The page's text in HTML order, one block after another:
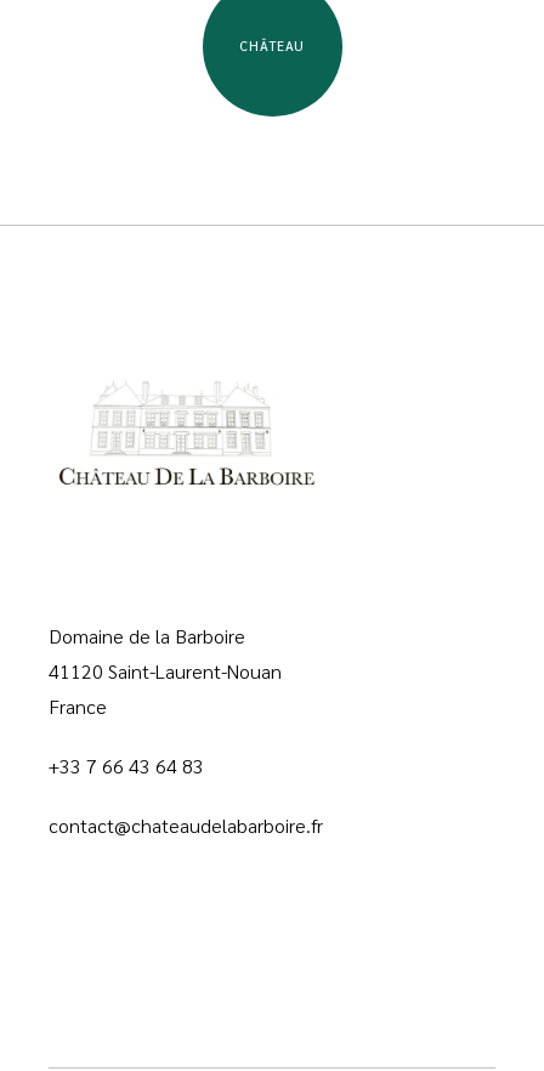
CHÂTEAU
Domaine de la Barboire
41120 Saint-Laurent-Nouan
France
+33 7 66 43 64 83
contact@chateaudelabarboire.fr